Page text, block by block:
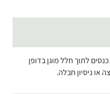
לתוך חלל מוגן בדופן
ניסיון חבלה.